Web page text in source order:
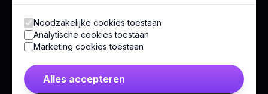
Norah
INDIAN SUMMER JUBILEUMFEEST
Noodzakelijke cookies toestaan
Analytische cookies toestaan
Marketing cookies toestaan
Alles accepteren